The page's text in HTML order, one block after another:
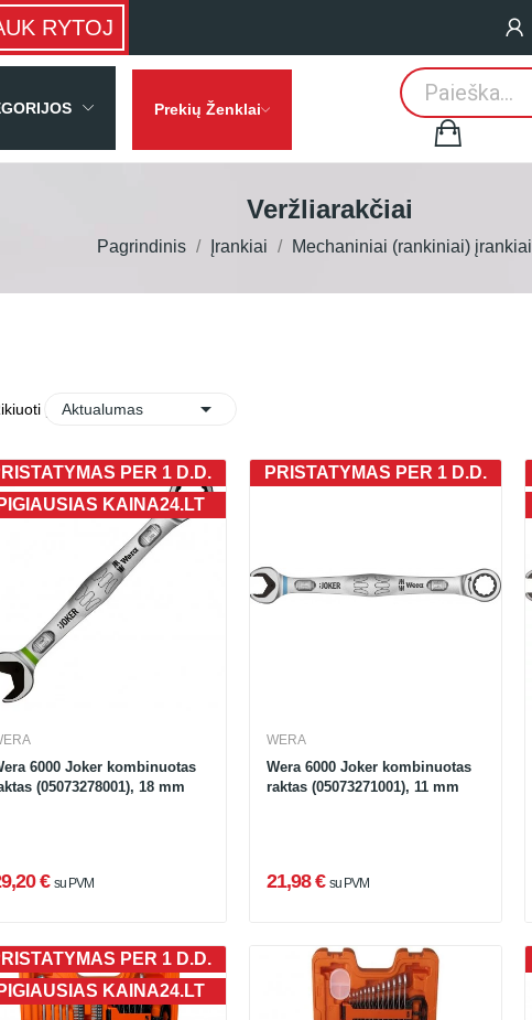
RYTOJ
Prekių Ženklai
Veržliarakčiai
Pagrindinis Įrankiai Mechaniniai (rankiniai) įrankiai
pagal:
Aktualumas 
PIGIAUSIAS KAINA24.LT
PER 1 D.D.
6000 Joker kombinuotas
(05073278001), 18 mm
€ su PVM
PRISTATYMAS PER 1 D.D.
WERA
Wera 6000 Joker kombinuotas
raktas (05073271001), 11 mm
21,98 € su PVM
PIGIAUSIAS KAINA24.LT
PER 1 D.D.